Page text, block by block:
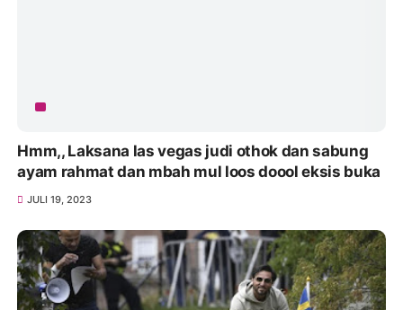
Hmm,, Laksana las vegas judi othok dan sabung
ayam rahmat dan mbah mul loos doool eksis buka
JULI 19, 2023